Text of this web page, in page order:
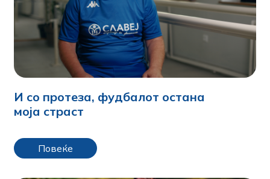
И со протеза, фудбалот остана
моја страст
Повеќе